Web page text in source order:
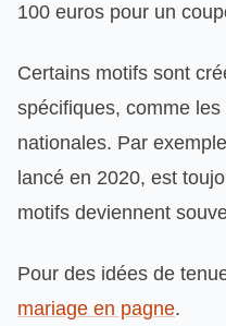
100 euros pour un
Certains motifs sont
spécifiques, comme
nationales. Par
lancé en 2020, est
motifs deviennent
Pour des idées de
mariage en pagne.